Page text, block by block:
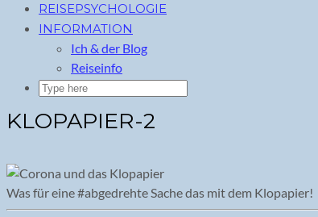
REISEPSYCHOLOGIE
INFORMATION
Ich & der Blog
Reiseinfo
KLOPAPIER-2
Was für eine #abgedrehte Sache das mit dem Klopapier!